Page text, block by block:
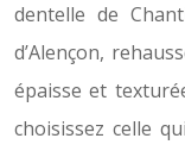
dentelle de
d’Alençon,
épaisse et
choisissez celle